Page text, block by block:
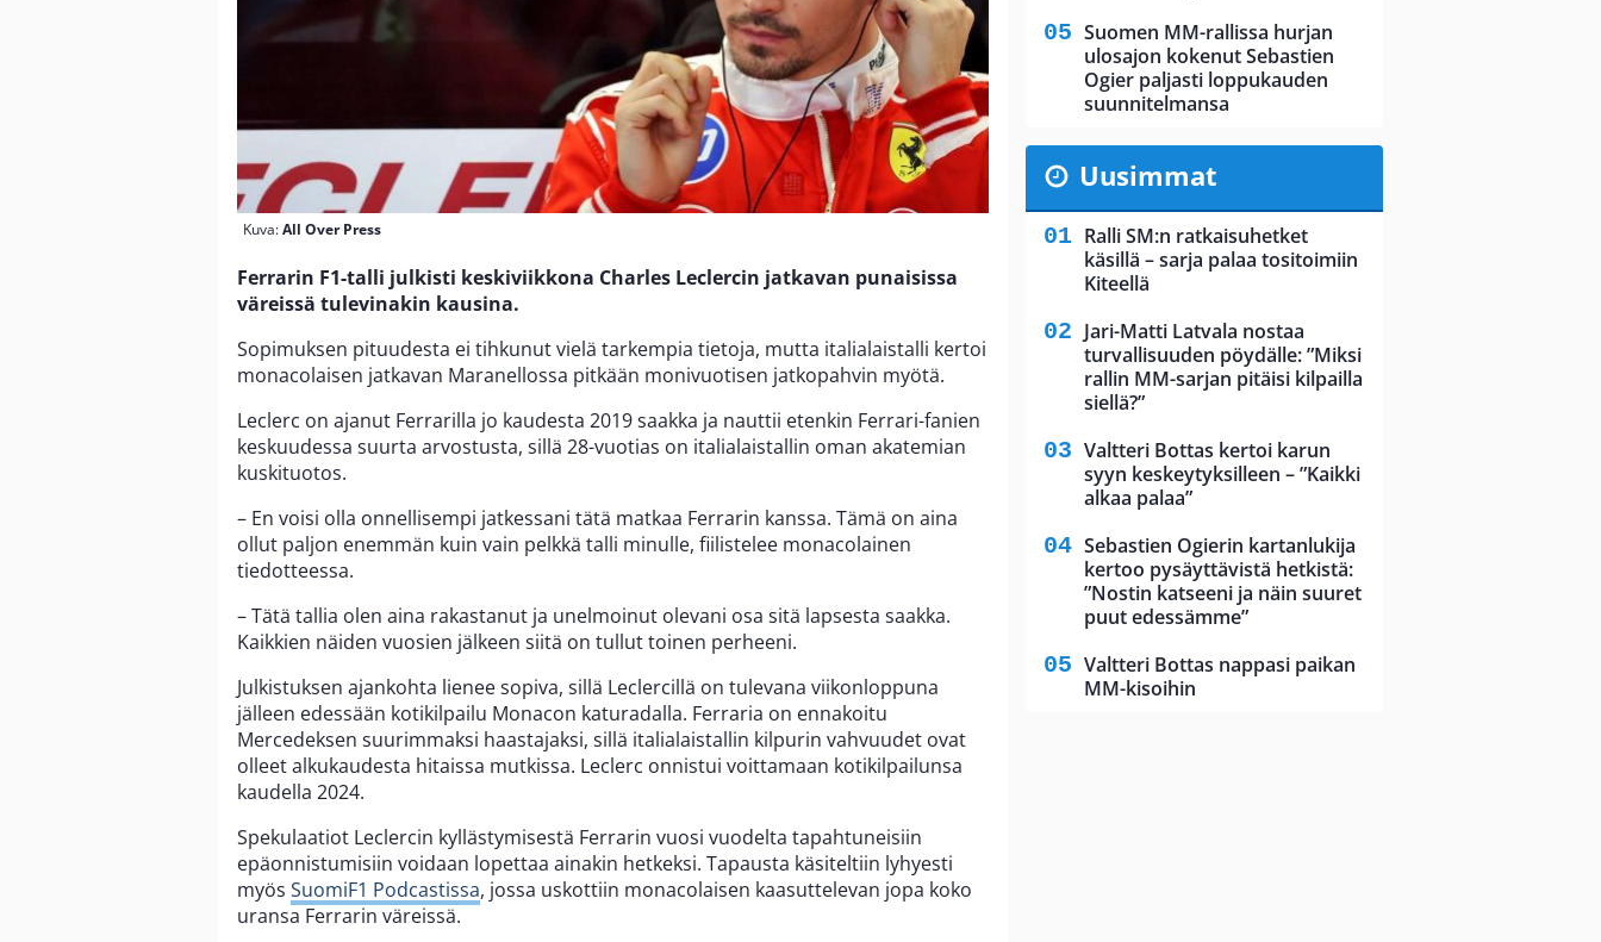
Kuva:All Over Press
Ferrarin F1-talli julkisti keskiviikkona Charles Leclercin jatkavan punaisissa
väreissä tulevinakin kausina.
Sopimuksen pituudesta ei tihkunut vielä tarkempia tietoja, mutta italialaistalli kertoi
monacolaisen jatkavan Maranellossa pitkään monivuotisen jatkopahvin myötä.
Leclerc on ajanut Ferrarilla jo kaudesta 2019 saakka ja nauttii etenkin Ferrari-fanien
keskuudessa suurta arvostusta, sillä 28-vuotias on italialaistallin oman akatemian
kuskituotos.
– En voisi olla onnellisempi jatkessani tätä matkaa Ferrarin kanssa. Tämä on aina
ollut paljon enemmän kuin vain pelkkä talli minulle, fiilistelee monacolainen
tiedotteessa.
– Tätä tallia olen aina rakastanut ja unelmoinut olevani osa sitä lapsesta saakka.
Kaikkien näiden vuosien jälkeen siitä on tullut toinen perheeni.
Julkistuksen ajankohta lienee sopiva, sillä Leclercillä on tulevana viikonloppuna
jälleen edessään kotikilpailu Monacon katuradalla. Ferraria on ennakoitu
Mercedeksen suurimmaksi haastajaksi, sillä italialaistallin kilpurin vahvuudet ovat
olleet alkukaudesta hitaissa mutkissa. Leclerc onnistui voittamaan kotikilpailunsa
kaudella 2024.
Spekulaatiot Leclercin kyllästymisestä Ferrarin vuosi vuodelta tapahtuneisiin
epäonnistumisiin voidaan lopettaa ainakin hetkeksi. Tapausta käsiteltiin lyhyesti
myös SuomiF1 Podcastissa, jossa uskottiin monacolaisen kaasuttelevan jopa koko
uransa Ferrarin väreissä.
Suomen MM-rallissa hurjan
ulosajon kokenut Sebastien
Ogier paljasti loppukauden
suunnitelmansa
Uusimmat
Ralli SM:n ratkaisuhetket
käsillä – sarja palaa tositoimiin
Kiteellä
Jari-Matti Latvala nostaa
turvallisuuden pöydälle: ”Miksi
rallin MM-sarjan pitäisi kilpailla
siellä?”
Valtteri Bottas kertoi karun
syyn keskeytyksilleen – ”Kaikki
alkaa palaa”
Sebastien Ogierin kartanlukija
kertoo pysäyttävistä hetkistä:
”Nostin katseeni ja näin suuret
puut edessämme”
Valtteri Bottas nappasi paikan
MM-kisoihin